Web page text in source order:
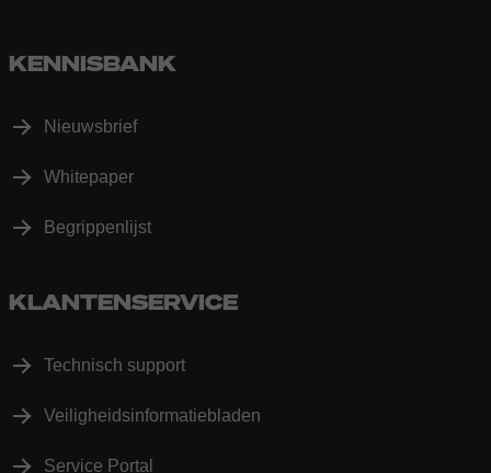
KENNISBANK
Nieuwsbrief
Whitepaper
Begrippenlijst
KLANTENSERVICE
Technisch support
Veiligheidsinformatiebladen
Service Portal